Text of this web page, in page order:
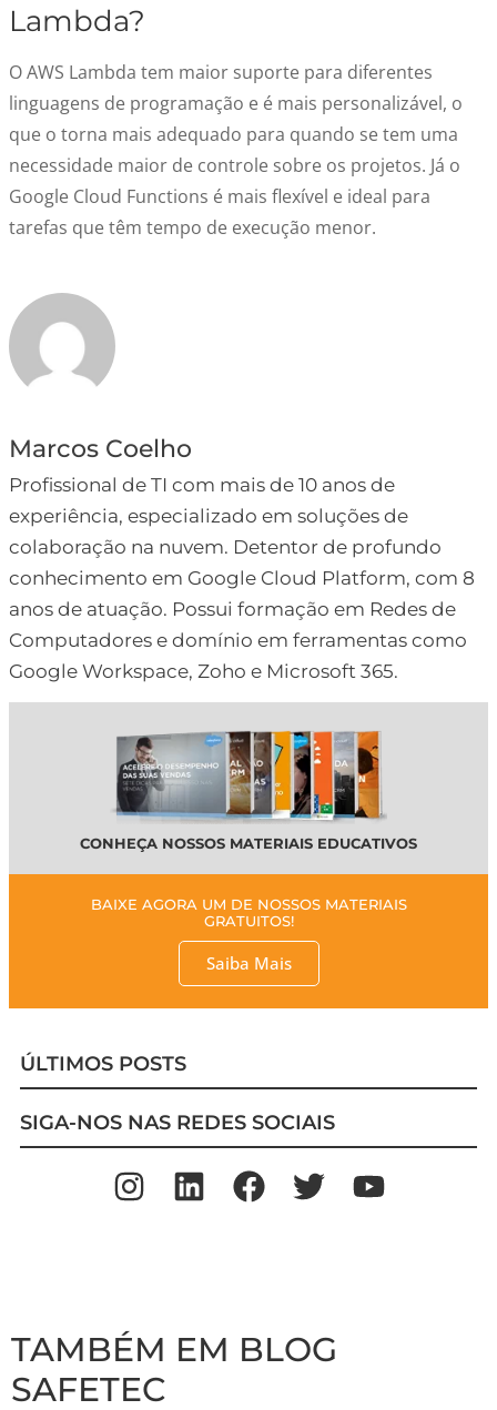
Lambda?
O AWS Lambda tem maior suporte para diferentes
linguagens de programação e é mais personalizável, o
que o torna mais adequado para quando se tem uma
necessidade maior de controle sobre os projetos. Já o
Google Cloud Functions é mais flexível e ideal para
tarefas que têm tempo de execução menor.
Marcos Coelho
Profissional de TI com mais de 10 anos de
experiência, especializado em soluções de
colaboração na nuvem. Detentor de profundo
conhecimento em Google Cloud Platform, com 8
anos de atuação. Possui formação em Redes de
Computadores e domínio em ferramentas como
Google Workspace, Zoho e Microsoft 365.
CONHEÇA NOSSOS MATERIAIS EDUCATIVOS
BAIXE AGORA UM DE NOSSOS MATERIAIS
GRATUITOS!
Saiba Mais
ÚLTIMOS POSTS
SIGA-NOS NAS REDES SOCIAIS
TAMBÉM EM BLOG
SAFETEC